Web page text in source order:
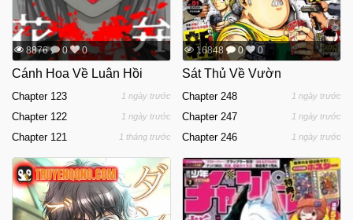
8876 0 0
Cánh Hoa Về Luân Hồi
Chapter 123 1 ngày trước
Chapter 122 1 ngày trước
Chapter 121 1 tháng trước
16848 0 0
Sát Thủ Về Vườn
Chapter 248 1 ngày trước
Chapter 247 1 ngày trước
Chapter 246 1 ngày trước